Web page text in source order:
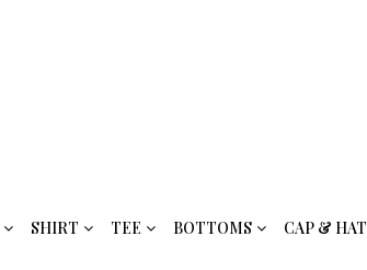
SHIRT TEE BOTTOMS CAP & HAT